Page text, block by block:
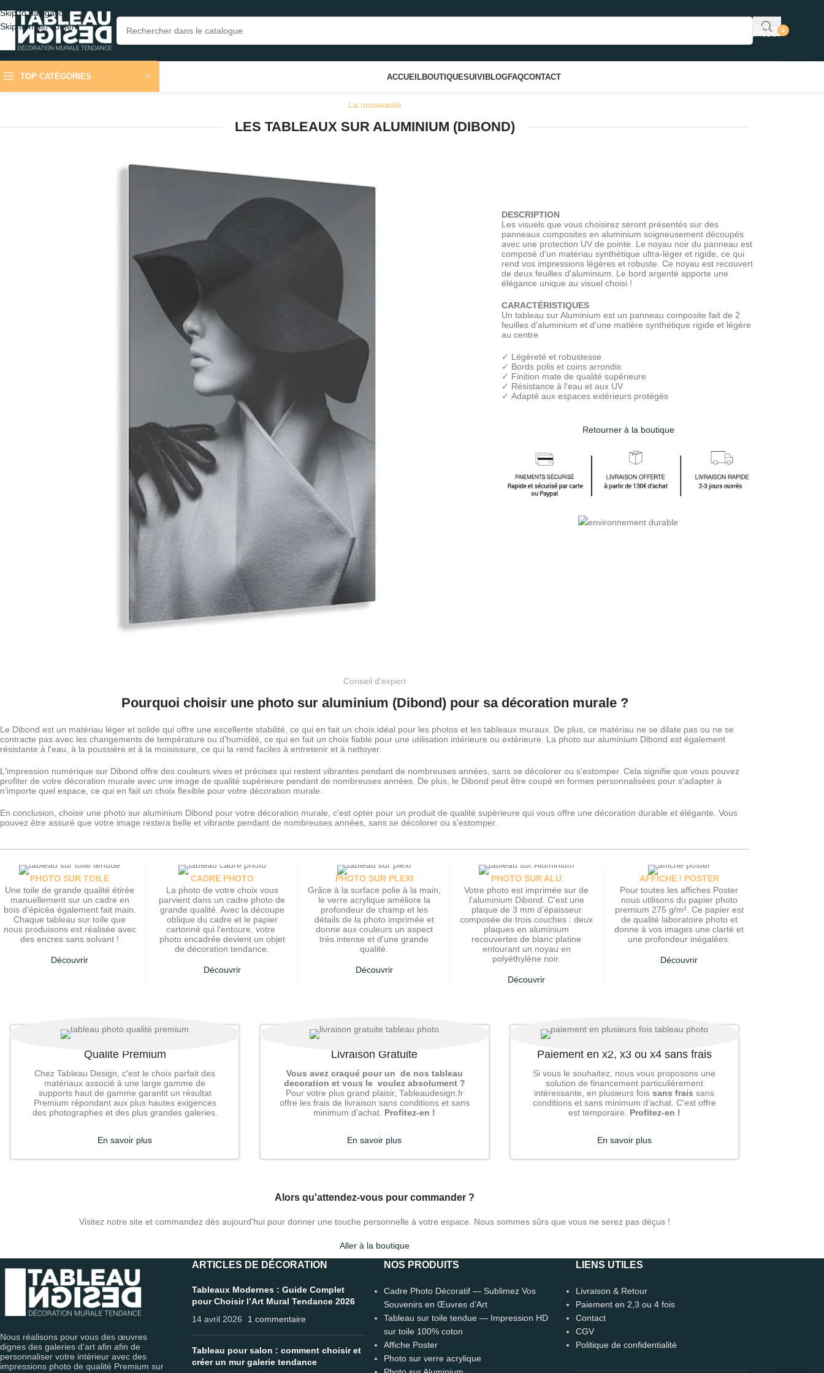
Skip to navigation
Skip to main content
0
TOP CATÉGORIES ACCUEILBOUTIQUESUIVIBLOGFAQCONTACT
La nouveauté
LES TABLEAUX SUR ALUMINIUM (DIBOND)
DESCRIPTION
Les visuels que vous choisirez seront présentés sur des
panneaux composites en aluminium soigneusement découpés
avec une protection UV de pointe. Le noyau noir du panneau est
composé d'un matériau synthétique ultra-léger et rigide, ce qui
rend vos impressions légères et robuste. Ce noyau est recouvert
de deux feuilles d'aluminium. Le bord argenté apporte une
élégance unique au visuel choisi !
CARACTÉRISTIQUES
Un tableau sur Aluminium est un panneau composite fait de 2
feuilles d’aluminium et d’une matière synthétique rigide et légère
au centre
✓ Légèreté et robustesse
✓ Bords polis et coins arrondis
✓ Finition mate de qualité supérieure
✓ Résistance à l'eau et aux UV
✓ Adapté aux espaces extérieurs protégés
Retourner à la boutique
Conseil d'expert
Pourquoi choisir une photo sur aluminium (Dibond) pour sa décoration murale ?
Le Dibond est un matériau léger et solide qui offre une excellente stabilité, ce qui en fait un choix idéal pour les photos et les tableaux muraux. De plus, ce matériau ne se dilate pas ou ne se
contracte pas avec les changements de température ou d'humidité, ce qui en fait un choix fiable pour une utilisation intérieure ou extérieure. La photo sur aluminium Dibond est également
résistante à l'eau, à la poussière et à la moisissure, ce qui la rend faciles à entretenir et à nettoyer.
L'impression numérique sur Dibond offre des couleurs vives et précises qui restent vibrantes pendant de nombreuses années, sans se décolorer ou s'estomper. Cela signifie que vous pouvez
profiter de votre décoration murale avec une image de qualité supérieure pendant de nombreuses années. De plus, le Dibond peut être coupé en formes personnalisées pour s'adapter à
n'importe quel espace, ce qui en fait un choix flexible pour votre décoration murale.
En conclusion, choisir une photo sur aluminium Dibond pour votre décoration murale, c'est opter pour un produit de qualité supérieure qui vous offre une décoration durable et élégante. Vous
pouvez être assuré que votre image restera belle et vibrante pendant de nombreuses années, sans se décolorer ou s'estomper.
PHOTO SUR TOILE
Une toile de grande qualité étirée
manuellement sur un cadre en
bois d'épicéa également fait main.
Chaque tableau sur toile que
nous produisons est réalisée avec
des encres sans solvant !
Découvrir
CADRE PHOTO
La photo de votre choix vous
parvient dans un cadre photo de
grande qualité. Avec la découpe
oblique du cadre et le papier
cartonné qui l'entoure, votre
photo encadrée devient un objet
de décoration tendance.
Découvrir
PHOTO SUR PLEXI
Grâce à la surface polie à la main,
le verre acrylique améliore la
profondeur de champ et les
détails de la photo imprimée et
donne aux couleurs un aspect
très intense et d'une grande
qualité.
Découvrir
PHOTO SUR ALU
Votre photo est imprimée sur de
l'aluminium Dibond. C'est une
plaque de 3 mm d’épaisseur
composée de trois couches : deux
plaques en aluminium
recouvertes de blanc platine
entourant un noyau en
polyéthylène noir.
Découvrir
AFFICHE / POSTER
Pour toutes les affiches Poster
nous utilisons du papier photo
premium 275 g/m². Ce papier est
de qualité laboratoire photo et
donne à vos images une clarté et
une profondeur inégalées.
Découvrir
Qualité Premium
Chez Tableau Design, c'est le choix parfait des
matériaux associé à une large gamme de
supports haut de gamme garantit un résultat
Premium répondant aux plus hautes exigences
des photographes et des plus grandes galeries.
En savoir plus
Livraison Gratuite
Vous avez craqué pour un de nos tableau
decoration et vous le voulez absolument ?
Pour votre plus grand plaisir, Tableaudesign.fr
offre les frais de livraison sans conditions et sans
minimum d’achat. Profitez-en !
En savoir plus
Paiement en x2, x3 ou x4 sans frais
Si vous le souhaitez, nous vous proposons une
solution de financement particulièrement
intéressante, en plusieurs foissans frais sans
conditions et sans minimum d’achat. C'est offre
est temporaire. Profitez-en !
En savoir plus
Alors qu'attendez-vous pour commander ?
Visitez notre site et commandez dès aujourd'hui pour donner une touche personnelle à votre espace. Nous sommes sûrs que vous ne serez pas déçus !
Aller à la boutique
Nous réalisons pour vous des œuvres
dignes des galeries d'art afin afin de
personnaliser votre intérieur avec des
impressions photo de qualité Premium sur
ARTICLES DE DÉCORATION
Tableaux Modernes : Guide Complet
pour Choisir l’Art Mural Tendance 2026
14 avril 2026
1 commentaire
Tableau pour salon : comment choisir et
créer un mur galerie tendance
NOS PRODUITS
Cadre Photo Décoratif — Sublimez Vos
Souvenirs en Œuvres d’Art
Tableau sur toile tendue — Impression HD
sur toile 100% coton
Affiche Poster
Photo sur verre acrylique
LIENS UTILES
Livraison & Retour
Paiement en 2,3 ou 4 fois
Contact
CGV
Politique de confidentialité
CONSEILLER DÉCO · EN LIGNE 🟢